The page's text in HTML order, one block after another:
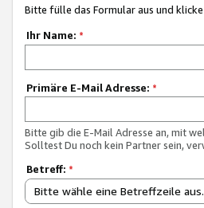
Bitte fülle das Formular aus und
Ihr Name: *
Primäre E-Mail Adresse: *
Bitte gib die E-Mail Adresse an, mit
Solltest Du noch kein Partner sein,
Betreff: *
Bitte wähle eine Betreffzeile aus.